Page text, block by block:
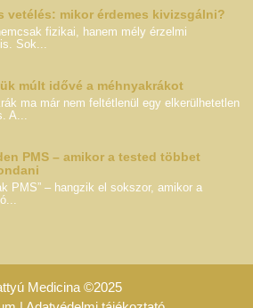
vetélés: mikor érdemes kivizsgálni?
fizikai, hanem mély érzelmi
Sok...
múlt idővé a méhnyakrákot
ma már nem feltétlenül egy elkerülhetetlen
A...
PMS – amikor a tested többet
PMS” – hangzik el sokszor, amikor a
Medicina ©2025